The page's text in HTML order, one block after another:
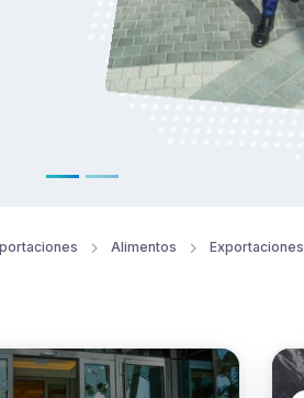
Alimentos Exportaciones